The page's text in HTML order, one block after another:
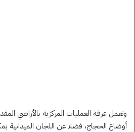
وتعمل غرفة العمليات المركزية بالأراضي
أوضاع الحجاج، فضلا عن اللجان الميدانية